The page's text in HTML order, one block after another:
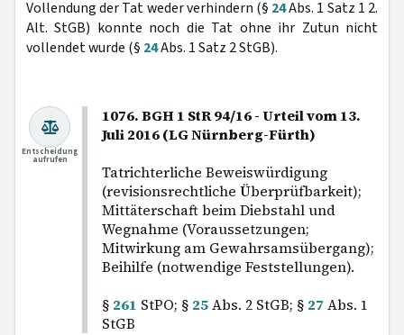
Vollendung der Tat weder verhindern (§ 24Abs. 1 Satz 1 2.
Alt. StGB) konnte noch die Tat ohne ihr Zutun nicht
vollendet wurde (§ 24Abs. 1 Satz 2 StGB).
1076. BGH 1 StR 94/16 - Urteil vom 13.
Juli 2016 (LG Nürnberg-Fürth)
Tatrichterliche Beweiswürdigung
(revisionsrechtliche Überprüfbarkeit);
Mittäterschaft beim Diebstahl und
Wegnahme (Voraussetzungen;
Mitwirkung am Gewahrsamsübergang);
Beihilfe (notwendige Feststellungen).
§ 261 StPO; § 25Abs. 2 StGB; § 27 Abs. 1
StGB
Entscheidung
aufrufen